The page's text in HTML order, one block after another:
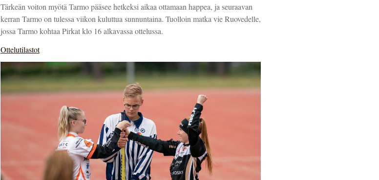
Tärkeän voiton myötä Tarmo pääsee hetkeksi aikaa ottamaan happea, ja seuraavan
kerran Tarmo on tulessa viikon kuluttua sunnuntaina. Tuolloin matka vie Ruovedelle,
jossa Tarmo kohtaa Pirkat klo 16 alkavassa ottelussa.
Ottelutilastot